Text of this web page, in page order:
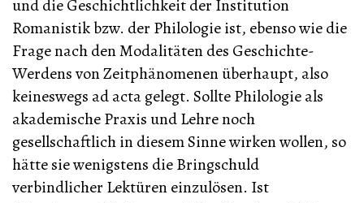
und die Geschichtlichkeit der Institution
Romanistik bzw. der Philologie ist, ebenso wie die
Frage nach den Modalitäten des Geschichte-
Werdens von Zeitphänomenen überhaupt, also
keineswegs ad acta gelegt. Sollte Philologie als
akademische Praxis und Lehre noch
gesellschaftlich in diesem Sinne wirken wollen, so
hätte sie wenigstens die Bringschuld
verbindlicher Lektüren einzulösen. Ist